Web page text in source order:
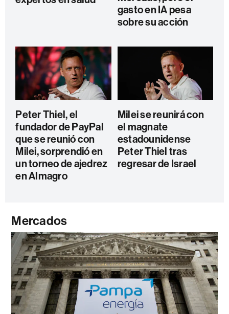
gasto en IA pesa
sobre su acción
Peter Thiel, el
fundador de PayPal
que se reunió con
Milei, sorprendió en
un torneo de ajedrez
en Almagro
Milei se reunirá con
el magnate
estadounidense
Peter Thiel tras
regresar de Israel
Mercados